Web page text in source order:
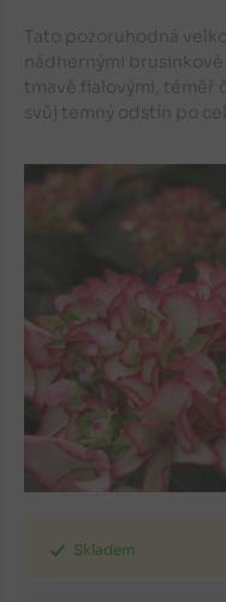
Tato pozoruhodná
nádhernými
tmavě fialovými, téměř
svůj temný odstín po
Skladem